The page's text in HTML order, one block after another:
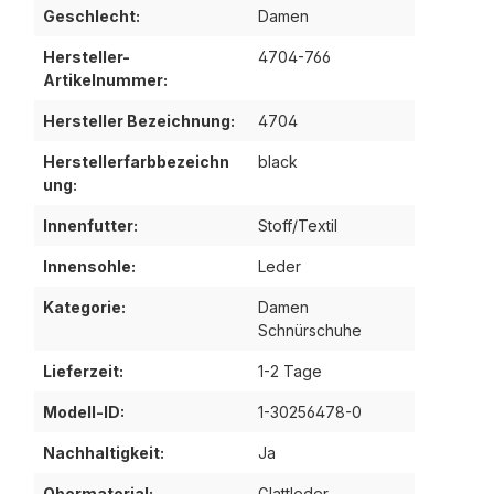
Geschlecht: Damen
Hersteller-
Artikelnummer:
4704-766
Hersteller Bezeichnung: 4704
Herstellerfarbbezeichn
ung:
black
Innenfutter: Stoff/Textil
Innensohle: Leder
Kategorie:
Damen
Schnürschuhe
Lieferzeit: 1-2 Tage
Modell-ID: 1-30256478-0
Nachhaltigkeit: Ja